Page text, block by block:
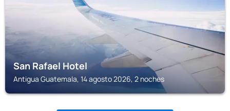
San Rafael Hotel
Antigua Guatemala, 14 agosto 2026, 2 noches